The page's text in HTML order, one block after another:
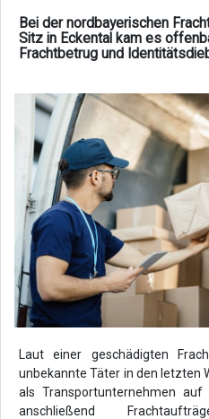
Bei der nordbayerischen
Sitz in Eckental kam es
Frachtbetrug und
Laut einer geschädigten
unbekannte Täter in den letzten
als Transportunternehmen
anschließend